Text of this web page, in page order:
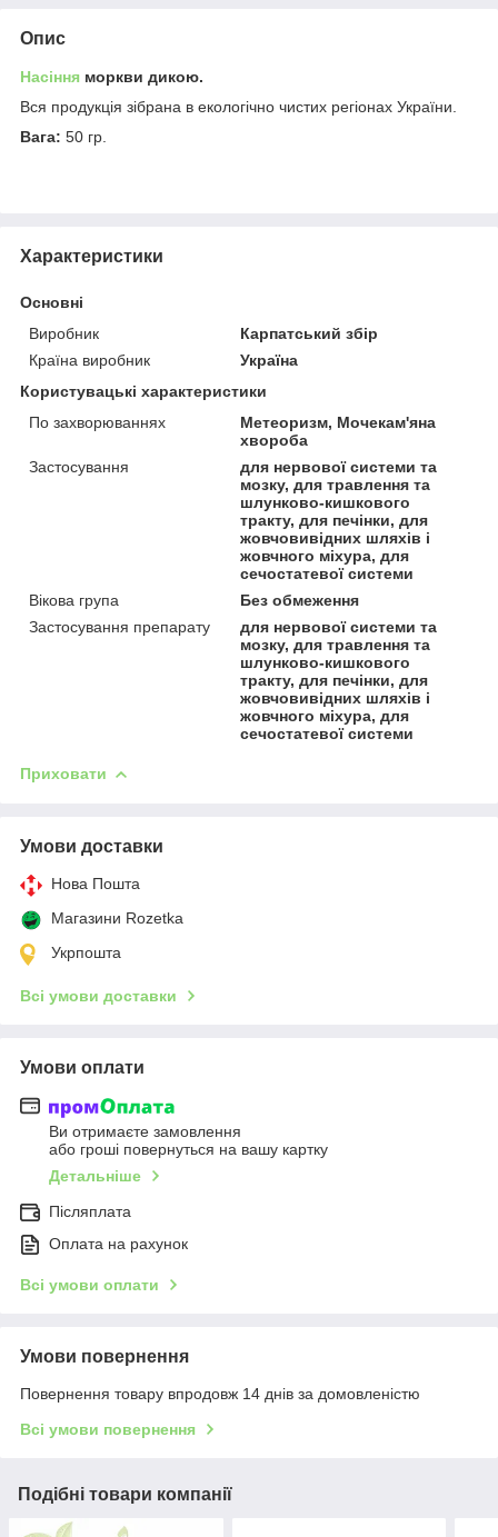
Опис
Насіння моркви дикою.
Вся продукція зібрана в екологічно чистих регіонах України.
Вага: 50 гр.
Характеристики
Основні
Виробник
Карпатський збір
Країна виробник
Україна
Користувацькі характеристики
По захворюваннях
Метеоризм, Мочекам'яна
хвороба
Застосування
для нервової системи та
мозку, для травлення та
шлунково-кишкового
тракту, для печінки, для
жовчовивідних шляхів і
жовчного міхура, для
сечостатевої системи
Вікова група
Без обмеження
Застосування препарату
для нервової системи та
мозку, для травлення та
шлунково-кишкового
тракту, для печінки, для
жовчовивідних шляхів і
жовчного міхура, для
сечостатевої системи
Приховати
Умови доставки
Нова Пошта
Магазини Rozetka
Укрпошта
Всі умови доставки
Умови оплати
Ви отримаєте замовлення
або гроші повернуться на вашу картку
Детальніше
Післяплата
Оплата на рахунок
Всі умови оплати
Умови повернення
Повернення товару впродовж 14 днів за домовленістю
Всі умови повернення
Подібні товари компанії